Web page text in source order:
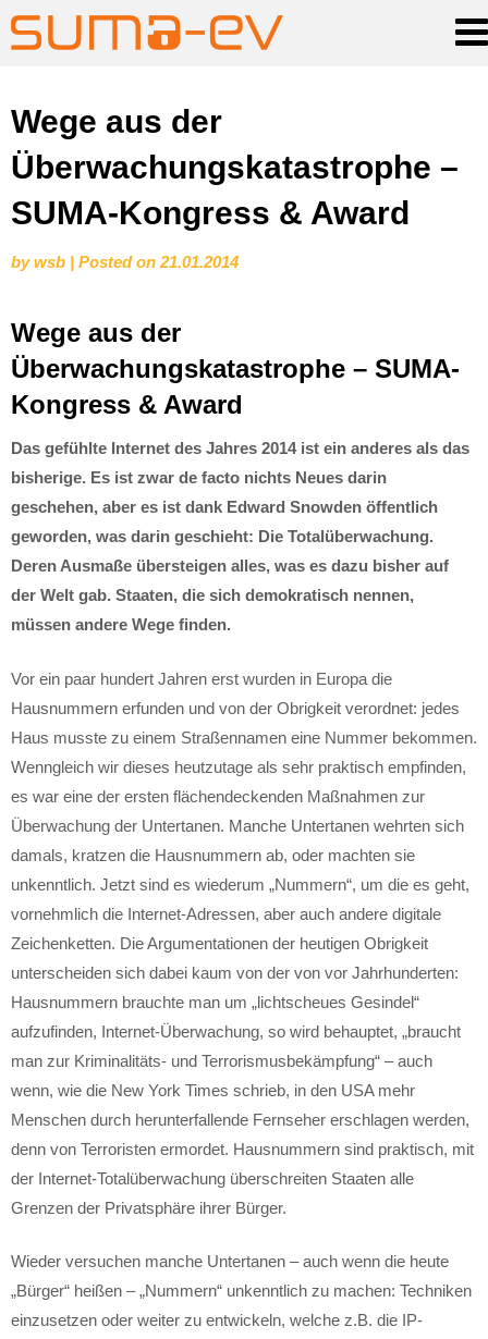
Skip
content
Wege aus der
Überwachungskatastrophe –
SUMA-Kongress & Award
bywsb | Posted on 21.01.2014
Wege aus der
Überwachungskatastrophe – SUMA-
Kongress & Award
Das gefühlte Internet des Jahres 2014 ist ein anderes als das
bisherige. Es ist zwar de facto nichts Neues darin
geschehen, aber es ist dank Edward Snowden öffentlich
geworden, was darin geschieht: Die Totalüberwachung.
Deren Ausmaße übersteigen alles, was es dazu bisher auf
der Welt gab. Staaten, die sich demokratisch nennen,
müssen andere Wege finden.
Vor ein paar hundert Jahren erst wurden in Europa die
Hausnummern erfunden und von der Obrigkeit verordnet: jedes
Haus musste zu einem Straßennamen eine Nummer bekommen.
Wenngleich wir dieses heutzutage als sehr praktisch empfinden,
es war eine der ersten flächendeckenden Maßnahmen zur
Überwachung der Untertanen. Manche Untertanen wehrten sich
damals, kratzen die Hausnummern ab, oder machten sie
unkenntlich. Jetzt sind es wiederum „Nummern“, um die es geht,
vornehmlich die Internet-Adressen, aber auch andere digitale
Zeichenketten. Die Argumentationen der heutigen Obrigkeit
unterscheiden sich dabei kaum von der von vor Jahrhunderten:
Hausnummern brauchte man um „lichtscheues Gesindel“
aufzufinden, Internet-Überwachung, so wird behauptet, „braucht
man zur Kriminalitäts- und Terrorismusbekämpfung“ – auch
wenn, wie die New York Times schrieb, in den USA mehr
Menschen durch herunterfallende Fernseher erschlagen werden,
denn von Terroristen ermordet. Hausnummern sind praktisch, mit
der Internet-Totalüberwachung überschreiten Staaten alle
Grenzen der Privatsphäre ihrer Bürger.
Wieder versuchen manche Untertanen – auch wenn die heute
„Bürger“ heißen – „Nummern“ unkenntlich zu machen: Techniken
einzusetzen oder weiter zu entwickeln, welche z.B. die IP-